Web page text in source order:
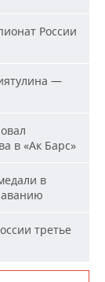
России
—
в «Ак Барс»
в
третье